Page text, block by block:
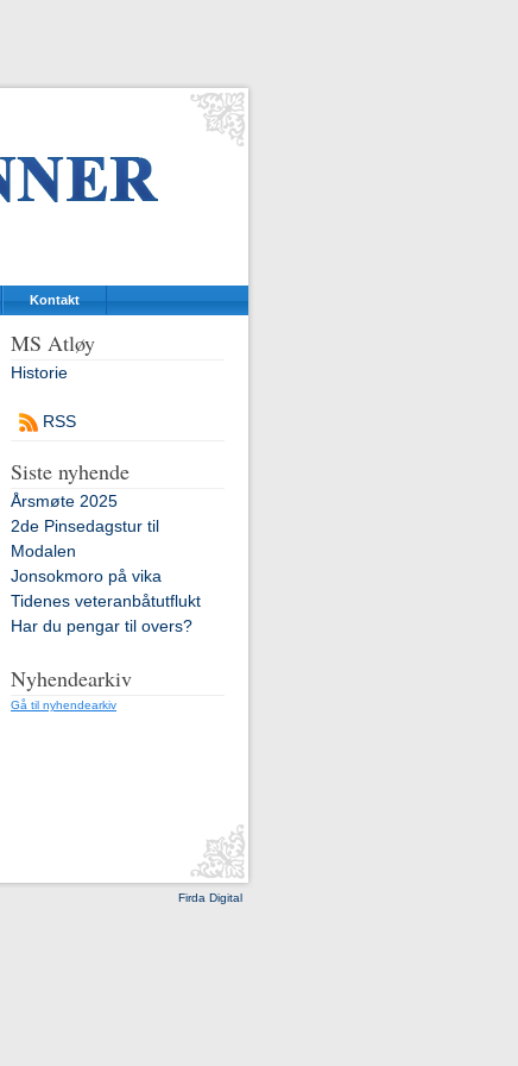
Kontakt
MS Atløy
Historie
RSS
Siste nyhende
Årsmøte 2025
2de Pinsedagstur til
Modalen
Jonsokmoro på vika
Tidenes veteranbåtutflukt
Har du pengar til overs?
Nyhendearkiv
Gå til nyhendearkiv
Firda Digital